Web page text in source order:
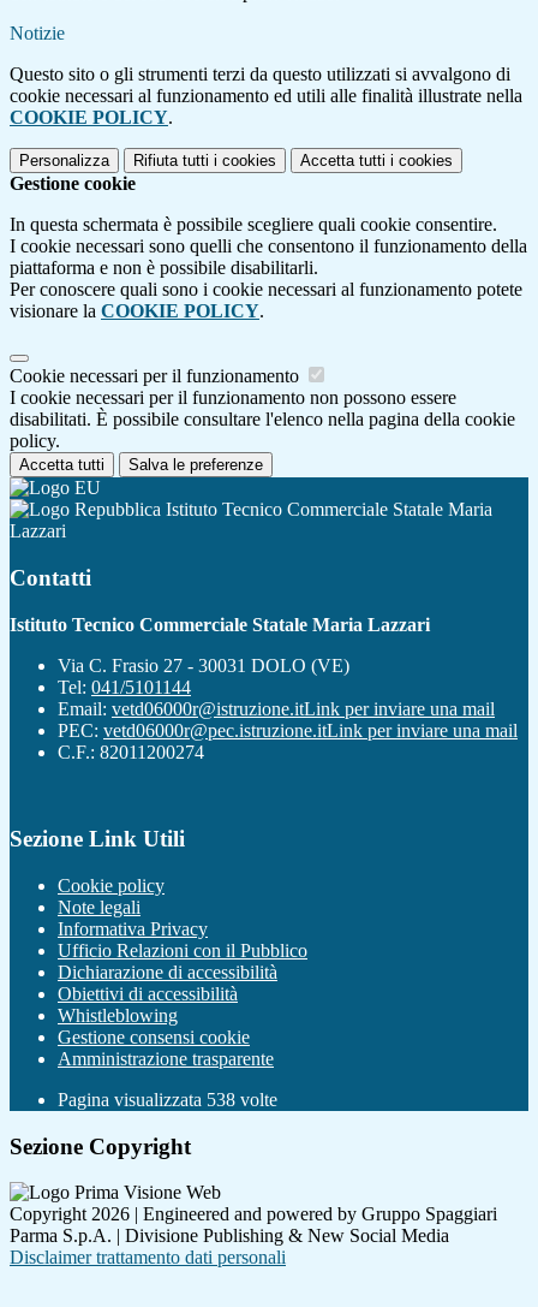
Notizie
Questo sito o gli strumenti terzi da questo utilizzati si avvalgono di
cookie necessari al funzionamento ed utili alle finalità illustrate nella
COOKIE POLICY.
Personalizza Rifiuta tutti i cookies Accetta tutti i cookies
Gestione cookie
In questa schermata è possibile scegliere quali cookie consentire.
I cookie necessari sono quelli che consentono il funzionamento della
piattaforma e non è possibile disabilitarli.
Per conoscere quali sono i cookie necessari al funzionamento potete
visionare la COOKIE POLICY.
Cookie necessari per il funzionamento
I cookie necessari per il funzionamento non possono essere
disabilitati. È possibile consultare l'elenco nella pagina della cookie
policy.
Accetta tutti Salva le preferenze
Istituto Tecnico Commerciale Statale Maria
Lazzari
Contatti
Istituto Tecnico Commerciale Statale Maria Lazzari
Via C. Frasio 27 - 30031 DOLO (VE)
Tel: 041/5101144
Email: vetd06000r@istruzione.itLink per inviare una mail
PEC: vetd06000r@pec.istruzione.itLink per inviare una mail
C.F.: 82011200274
Sezione Link Utili
Cookie policy
Note legali
Informativa Privacy
Ufficio Relazioni con il Pubblico
Dichiarazione di accessibilità
Obiettivi di accessibilità
Whistleblowing
Gestione consensi cookie
Amministrazione trasparente
Pagina visualizzata 538 volte
Sezione Copyright
Copyright 2026 | Engineered and powered by Gruppo Spaggiari
Parma S.p.A. | Divisione Publishing & New Social Media
Disclaimer trattamento dati personali